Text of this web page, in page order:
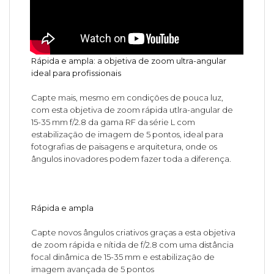
Rápida e ampla: a objetiva de zoom ultra-angular
ideal para profissionais
Capte mais, mesmo em condições de pouca luz,
com esta objetiva de zoom rápida utlra-angular de
15-35 mm f/2.8 da gama RF da série L com
estabilização de imagem de 5 pontos, ideal para
fotografias de paisagens e arquitetura, onde os
ângulos inovadores podem fazer toda a diferença.
Rápida e ampla
Capte novos ângulos criativos graças a esta objetiva
de zoom rápida e nítida de f/2.8 com uma distância
focal dinâmica de 15-35 mm e estabilização de
imagem avançada de 5 pontos